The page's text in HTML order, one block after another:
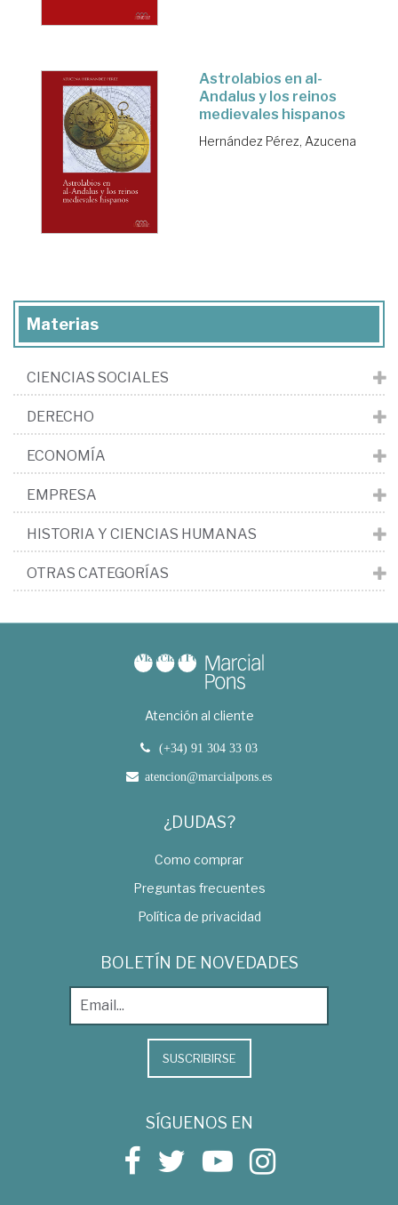
Astrolabios en al-
Andalus y los reinos
medievales hispanos
Hernández Pérez, Azucena
Materias
CIENCIAS SOCIALES
DERECHO
ECONOMÍA
EMPRESA
HISTORIA Y CIENCIAS HUMANAS
OTRAS CATEGORÍAS
Atención al cliente
(+34) 91 304 33 03
atencion@marcialpons.es
¿DUDAS?
Como comprar
Preguntas frecuentes
Política de privacidad
BOLETÍN DE NOVEDADES
SUSCRIBIRSE
SÍGUENOS EN